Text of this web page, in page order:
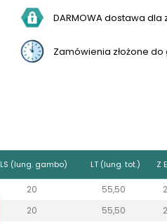
DARMOWA dostawa
Zamówienia złożone
LS (lung. gambo) LT (lung. tot.) Z
20 55,50 2
20 55,50 2